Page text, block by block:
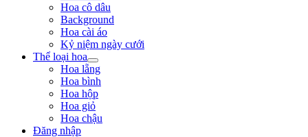
Hoa cô dâu
Background
Hoa cài áo
Kỷ niệm ngày cưới
Thể loại hoa
Hoa lẵng
Hoa bình
Hoa hộp
Hoa giỏ
Hoa chậu
Đăng nhập